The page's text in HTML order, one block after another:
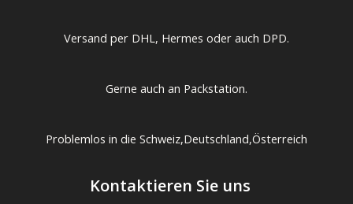
Versand per DHL, Hermes oder auch DPD.
Gerne auch an Packstation.
Problemlos in die Schweiz,Deutschland,Österreich
Kontaktieren Sie uns